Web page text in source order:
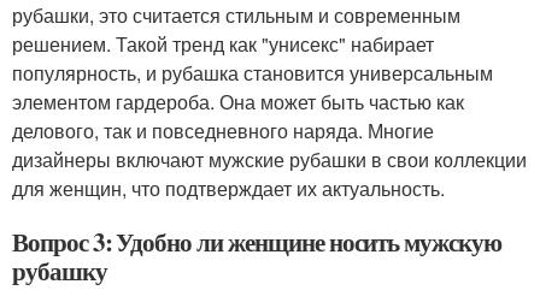
рубашки, это считается стильным и современным
решением. Такой тренд как "унисекс" набирает
популярность, и рубашка становится универсальным
элементом гардероба. Она может быть частью как
делового, так и повседневного наряда. Многие
дизайнеры включают мужские рубашки в свои коллекции
для женщин, что подтверждает их актуальность.
Вопрос 3: Удобно ли женщине носить мужскую
рубашку